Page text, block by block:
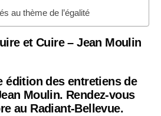
au thème de l’égalité
et Cuire – Jean Moulin
édition des entretiens de
Moulin. Rendez-vous
au Radiant-Bellevue.